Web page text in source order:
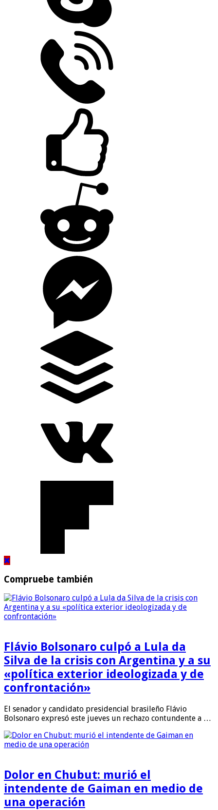
Compruebe también
Flávio Bolsonaro culpó a Lula da
Silva de la crisis con Argentina y a su
«política exterior ideologizada y de
confrontación»
El senador y candidato presidencial brasileño Flávio
Bolsonaro expresó este jueves un rechazo contundente a …
Dolor en Chubut: murió el
intendente de Gaiman en medio de
una operación